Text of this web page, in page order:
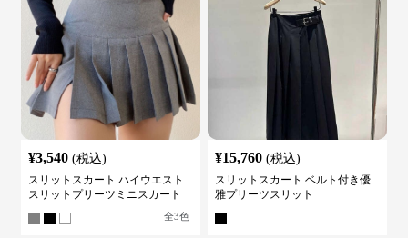
¥3,540 (税込)
スリットスカート ハイウエスト
スリットプリーツミニスカート
全3色
¥15,760 (税込)
スリットスカート ベルト付き優
雅プリーツスリット